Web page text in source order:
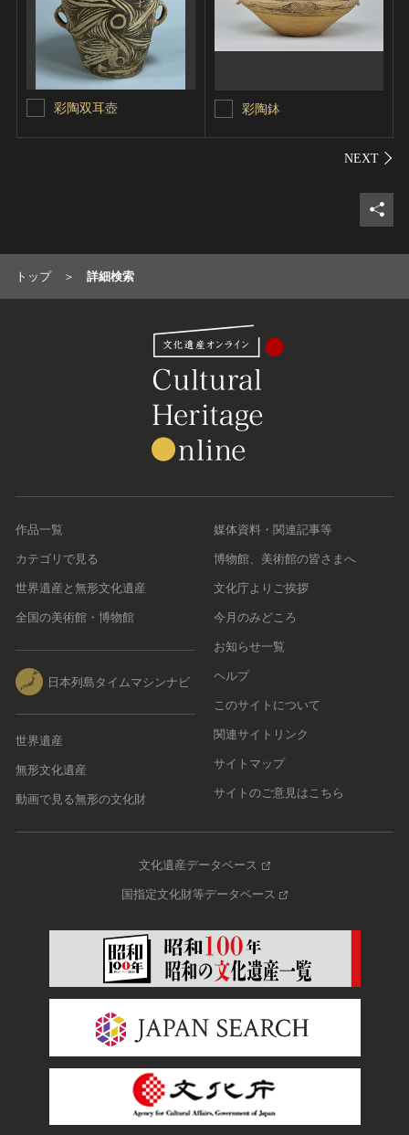
彩陶双耳壺 彩陶鉢
シェ
トップ 詳細検索
作品一覧
カテゴリで見る
世界遺産と無形文化遺産
全国の美術館・博物館
日本列島タイムマシンナビ
世界遺産
無形文化遺産
動画で見る無形の文化財
媒体資料・関連記事等
博物館、美術館の皆さまへ
文化庁よりご挨拶
今月のみどころ
お知らせ一覧
ヘルプ
このサイトについて
関連サイトリンク
サイトマップ
サイトのご意見はこちら
文化遺産データベース
国指定文化財等データベース